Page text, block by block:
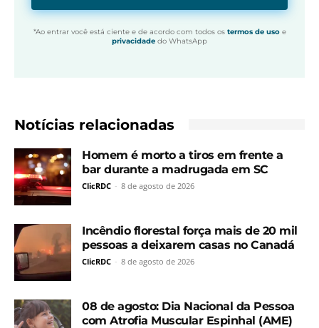
*Ao entrar você está ciente e de acordo com todos os termos de usoe
privacidade do WhatsApp
Notícias relacionadas
Homem é morto a tiros em frente a
bar durante a madrugada em SC
ClicRDC - 8 de agosto de 2026
Incêndio florestal força mais de 20 mil
pessoas a deixarem casas no Canadá
ClicRDC - 8 de agosto de 2026
08 de agosto: Dia Nacional da Pessoa
com Atrofia Muscular Espinhal (AME)